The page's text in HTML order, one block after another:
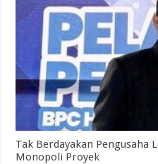
Tak Berdayakan Pengusaha
Monopoli Proyek